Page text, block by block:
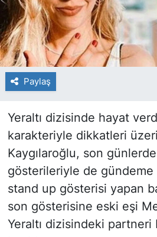
Paylaş
Yeraltı dizisinde hayat
karakteriyle dikkatleri
Kaygılaroğlu, son
gösterileriyle de gündeme
stand up gösterisi yapan
son gösterisine eski eşi
Yeraltı dizisindeki partneri